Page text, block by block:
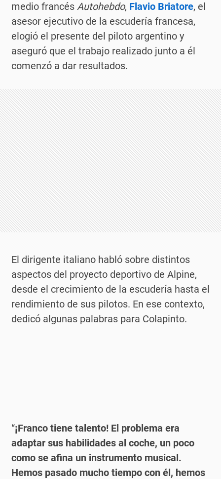
medio francés Autohebdo, Flavio Briatore, el
asesor ejecutivo de la escudería francesa,
elogió el presente del piloto argentino y
aseguró que el trabajo realizado junto a él
comenzó a dar resultados.
El dirigente italiano habló sobre distintos
aspectos del proyecto deportivo de Alpine,
desde el crecimiento de la escudería hasta el
rendimiento de sus pilotos. En ese contexto,
dedicó algunas palabras para Colapinto.
“¡Franco tiene talento! El problema era
adaptar sus habilidades al coche, un poco
como se afina un instrumento musical.
Hemos pasado mucho tiempo con él, hemos